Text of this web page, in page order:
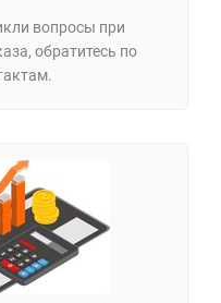
вопросы при
обратитесь по